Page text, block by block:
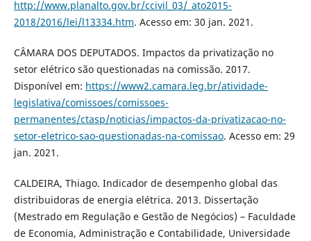
http://www.planalto.gov.br/ccivil_03/_ato2015-
2018/2016/lei/l13334.htm. Acesso em: 30 jan. 2021.
CÂMARA DOS DEPUTADOS. Impactos da privatização no
setor elétrico são questionadas na comissão. 2017.
Disponível em: https://www2.camara.leg.br/atividade-
legislativa/comissoes/comissoes-
permanentes/ctasp/noticias/impactos-da-privatizacao-no-
setor-eletrico-sao-questionadas-na-comissao. Acesso em: 29
jan. 2021.
CALDEIRA, Thiago. Indicador de desempenho global das
distribuidoras de energia elétrica. 2013. Dissertação
(Mestrado em Regulação e Gestão de Negócios) – Faculdade
de Economia, Administração e Contabilidade, Universidade